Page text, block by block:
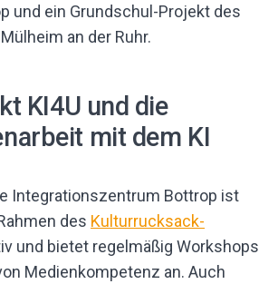
und ein Grundschul-Projekt des
an der Ruhr.
KI4U und die
mit dem KI
Integrationszentrum Bottrop ist
des Kulturrucksack-
und bietet regelmäßig Workshops
Medienkompetenz an. Auch